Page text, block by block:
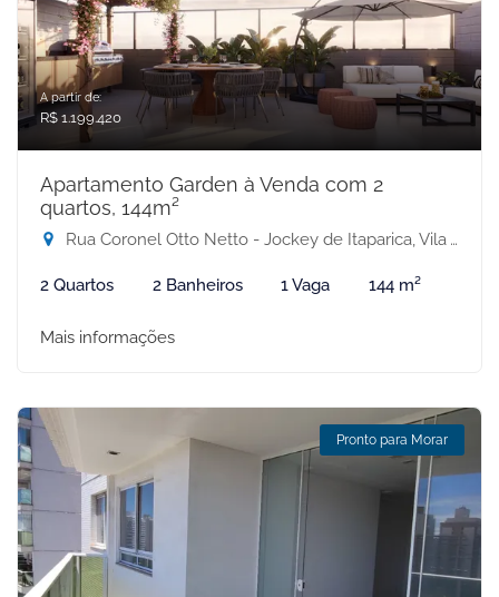
A partir de:
R$ 1.199.420
Apartamento Garden à Venda com 2
quartos, 144m²
Rua Coronel Otto Netto - Jockey de Itaparica, Vila Velha-ES
2 Quartos 2 Banheiros 1 Vaga 144 m²
Mais informações
Pronto para Morar